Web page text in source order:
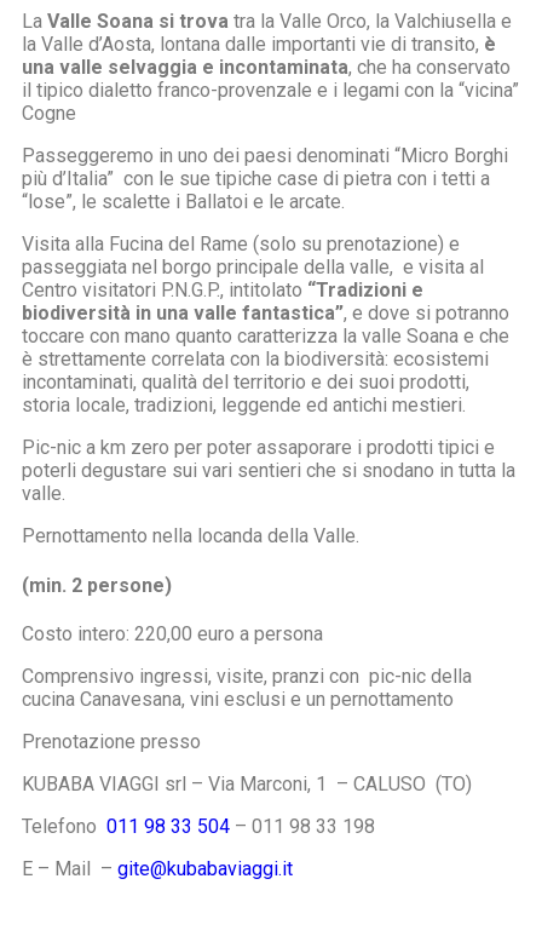
La Valle Soana si trova tra la Valle Orco, la Valchiusella e
la Valle d’Aosta, lontana dalle importanti vie di transito, è
una valle selvaggia e incontaminata, che ha conservato
il tipico dialetto franco-provenzale e i legami con la “vicina”
Cogne
Passeggeremo in uno dei paesi denominati “Micro Borghi
più d’Italia” con le sue tipiche case di pietra con i tetti a
“lose”, le scalette i Ballatoi e le arcate.
Visita alla Fucina del Rame (solo su prenotazione) e
passeggiata nel borgo principale della valle, e visita al
Centro visitatori P.N.G.P., intitolato “Tradizioni e
biodiversità in una valle fantastica”, e dove si potranno
toccare con mano quanto caratterizza la valle Soana e che
è strettamente correlata con la biodiversità: ecosistemi
incontaminati, qualità del territorio e dei suoi prodotti,
storia locale, tradizioni, leggende ed antichi mestieri.
Pic-nic a km zero per poter assaporare i prodotti tipici e
poterli degustare sui vari sentieri che si snodano in tutta la
valle.
Pernottamento nella locanda della Valle.
(min. 2 persone)
Costo intero: 220,00 euro a persona
Comprensivo ingressi, visite, pranzi con pic-nic della
cucina Canavesana, vini esclusi e un pernottamento
Prenotazione presso
KUBABA VIAGGI srl – Via Marconi, 1 – CALUSO (TO)
Telefono 011 98 33 504 – 011 98 33 198
E – Mail – gite@kubabaviaggi.it